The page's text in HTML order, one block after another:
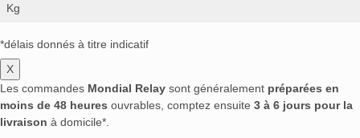
Kg
*délais donnés à titre indicatif
X
Les commandes Mondial Relay sont généralement préparées en
moins de 48 heures ouvrables, comptez ensuite 3 à 6 jours pour la
livraison à domicile*.